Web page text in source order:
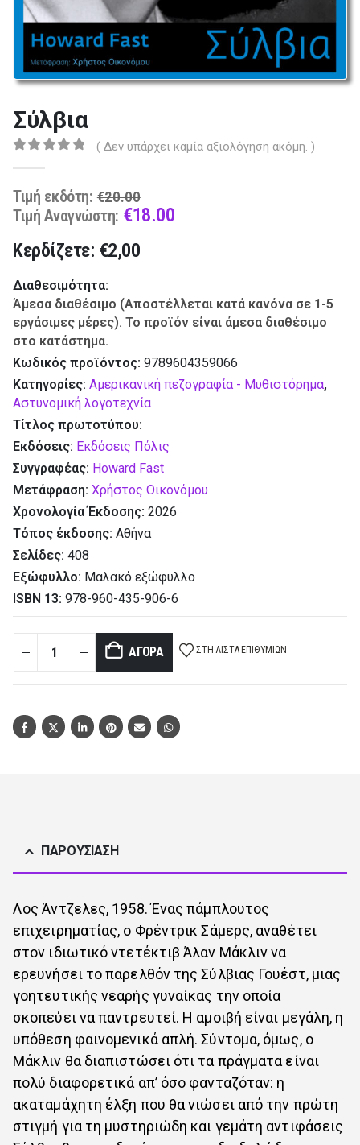
Σύλβια
( Δεν υπάρχει καμία αξιολόγηση ακόμη. )
Τιμή εκδότη: €20.00
price
Τιμή Αναγνώστη: €18.00Current
Κερδίζετε: €2,00
Διαθεσιμότητα:
Άμεσα διαθέσιμο (Αποστέλλεται κατά κανόνα σε 1-5
εργάσιμες μέρες). Το προϊόν είναι άμεσα διαθέσιμο
στο κατάστημα.
Κωδικός προϊόντος: 9789604359066
Κατηγορίες: Αμερικανική πεζογραφία - Μυθιστόρημα,
Αστυνομική λογοτεχνία
Τίτλος πρωτοτύπου:
Εκδόσεις: Εκδόσεις Πόλις
Συγγραφέας: Howard Fast
Μετάφραση: Χρήστος Οικονόμου
Χρονολογία Έκδοσης: 2026
Τόπος έκδοσης: Αθήνα
Σελίδες: 408
Εξώφυλλο: Μαλακό εξώφυλλο
ISBN 13: 978-960-435-906-6
ΑΓΟΡΆ ΣΤΗ ΛΊΣΤΑ ΕΠΙΘΥΜΙΏΝ
ΠΑΡΟΥΣΊΑΣΗ
Λος Άντζελες, 1958. Ένας πάμπλουτος
επιχειρηματίας, ο Φρέντρικ Σάμερς, αναθέτει
στον ιδιωτικό ντετέκτιβ Άλαν Μάκλιν να
ερευνήσει το παρελθόν της Σύλβιας Γουέστ, μιας
γοητευτικής νεαρής γυναίκας την οποία
σκοπεύει να παντρευτεί. Η αμοιβή είναι μεγάλη, η
υπόθεση φαινομενικά απλή. Σύντομα, όμως, ο
Μάκλιν θα διαπιστώσει ότι τα πράγματα είναι
πολύ διαφορετικά απ’ όσο φανταζόταν: η
ακαταμάχητη έλξη που θα νιώσει από την πρώτη
στιγμή για τη μυστηριώδη και γεμάτη αντιφάσεις